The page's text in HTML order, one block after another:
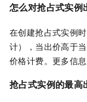
怎么对抢占式实例
在创建抢占式实例
计），当出价高于
价格计费。更多信
抢占式实例的最高